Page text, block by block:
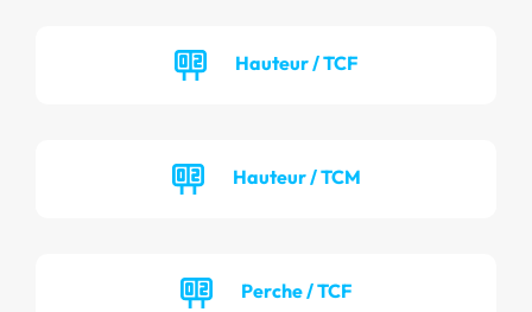
Hauteur / TCF
Hauteur / TCM
Perche / TCF